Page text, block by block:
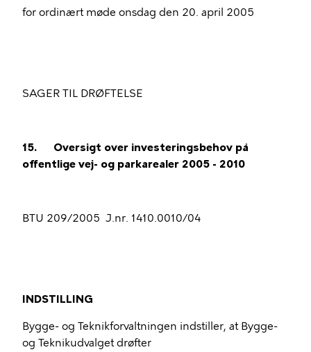
for ordinært møde onsdag den 20. april 2005
SAGER TIL DRØFTELSE
15.
Oversigt over investeringsbehov på
offentlige vej- og parkarealer 2005 - 2010
BTU 209/2005 J.nr. 1410.0010/04
INDSTILLING
Bygge- og Teknikforvaltningen indstiller, at Bygge-
og Teknikudvalgetdrøfter